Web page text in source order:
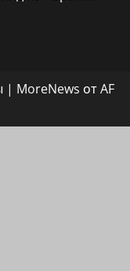
| MoreNews от AF